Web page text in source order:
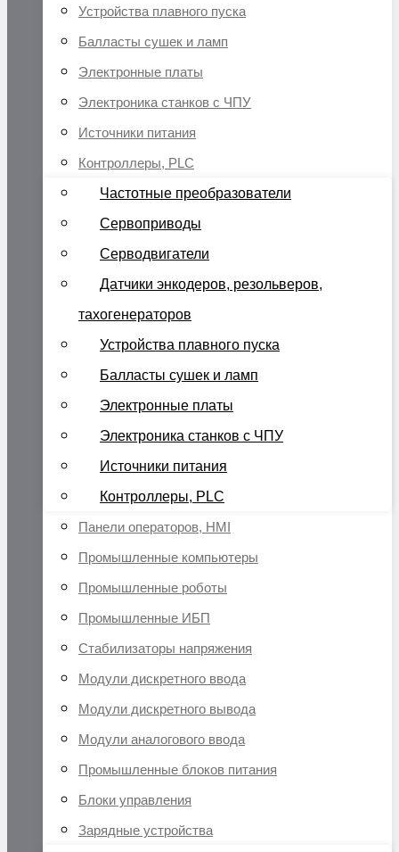
Устройства плавного пуска
Балласты сушек и ламп
Электронные платы
Электроника станков с ЧПУ
Источники питания
Контроллеры, PLC
Частотные преобразователи
Сервоприводы
Серводвигатели
Датчики энкодеров, резольверов,
тахогенераторов
Устройства плавного пуска
Балласты сушек и ламп
Электронные платы
Электроника станков с ЧПУ
Источники питания
Контроллеры, PLC
Панели операторов, HMI
Промышленные компьютеры
Промышленные роботы
Промышленные ИБП
Стабилизаторы напряжения
Модули дискретного ввода
Модули дискретного вывода
Модули аналогового ввода
Промышленные блоков питания
Блоки управления
Зарядные устройства